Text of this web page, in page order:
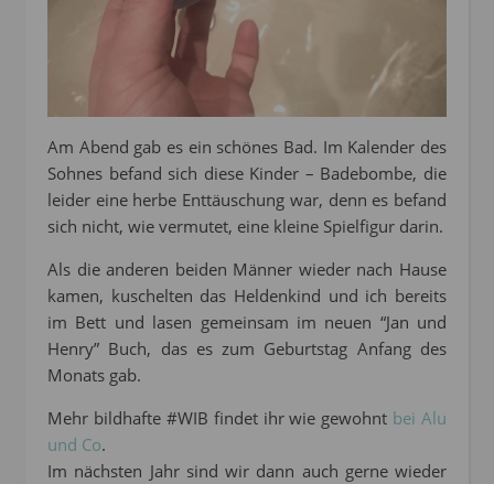
Am Abend gab es ein schönes Bad. Im Kalender des
Sohnes befand sich diese Kinder – Badebombe, die
leider eine herbe Enttäuschung war, denn es befand
sich nicht, wie vermutet, eine kleine Spielfigur darin.
Als die anderen beiden Männer wieder nach Hause
kamen, kuschelten das Heldenkind und ich bereits
im Bett und lasen gemeinsam im neuen “Jan und
Henry” Buch, das es zum Geburtstag Anfang des
Monats gab.
Mehr bildhafte #WIB findet ihr wie gewohnt bei Alu
und Co.
Im nächsten Jahr sind wir dann auch gerne wieder